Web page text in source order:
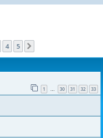
4 5
1 … 30 31 32 33